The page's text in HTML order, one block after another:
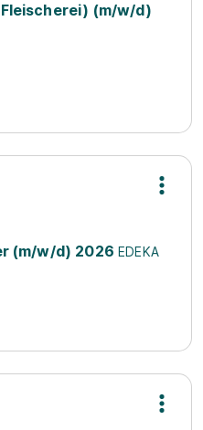
(m/w/d)
(m/w/d) 2026 EDEKA